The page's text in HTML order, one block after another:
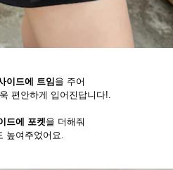
이드에 트임을 주어
편안하게 입어진답니다!.
드에 포켓을 더해줘
높여주었어요.